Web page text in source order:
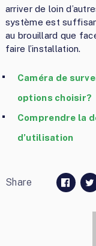
arriver de loin
système est
au brouillard que
faire l’installation.
Caméra de
options choisir?
Comprendre la
d’utilisation
Share